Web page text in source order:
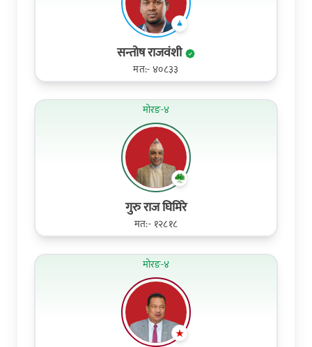
सन्तोष राजवंशी
मत:- ४०८३३
मोरङ-४
गुरु राज घिमिरे
मत:- १२८१८
मोरङ-४